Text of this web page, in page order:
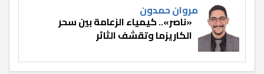
مروان حمدون
«ناصر».. كيمياء الزعامة بين سحر
الكاريزما وتقشف الثائر